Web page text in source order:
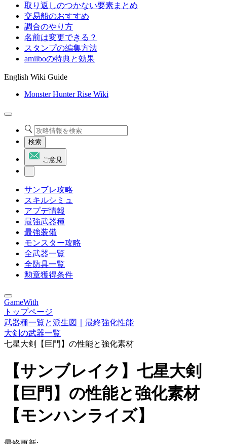
取り返しのつかない要素まとめ
交易船のおすすめ
調合のやり方
名前は変更できる？
スタンプの編集方法
amiiboの特典と効果
English Wiki Guide
Monster Hunter Rise Wiki
検索
ご意見
サンブレ攻略
スキルシミュ
アプデ情報
最強武器種
最強装備
モンスター攻略
全武器一覧
全防具一覧
勲章獲得条件
GameWith
トップページ
武器種一覧と派生図｜最終強化性能
大剣の武器一覧
七星大剣【巨門】の性能と強化素材
【サンブレイク】七星大剣
【巨門】の性能と強化素材
【モンハンライズ】